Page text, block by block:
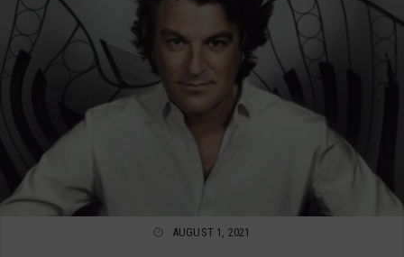
AUGUST 1, 2021